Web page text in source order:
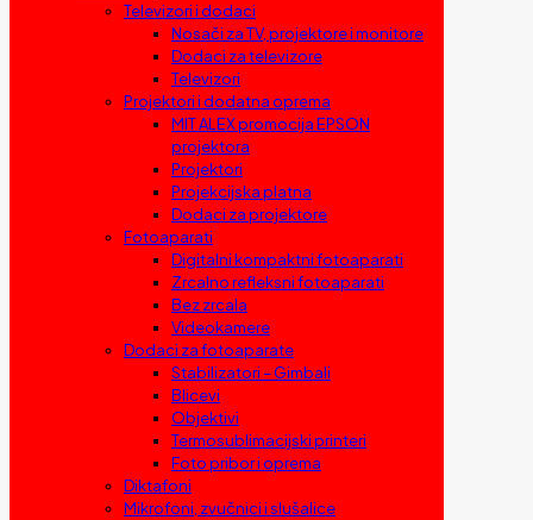
Televizori i dodaci
Nosači za TV, projektore i monitore
Dodaci za televizore
Televizori
Projektori i dodatna oprema
MIT ALEX promocija EPSON
projektora
Projektori
Projekcijska platna
Dodaci za projektore
Fotoaparati
Digitalni kompaktni fotoaparati
Zrcalno refleksni fotoaparati
Bez zrcala
Videokamere
Dodaci za fotoaparate
Stabilizatori – Gimbali
Blicevi
Objektivi
Termosublimacijski printeri
Foto pribor i oprema
Diktafoni
Mikrofoni, zvučnici i slušalice